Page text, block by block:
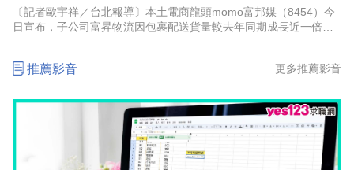
〔記者歐宇祥／台北報導〕本土電商龍頭momo富邦媒（8454）今
日宣布，子公司富昇物流因包裹配送貨量較去年同期成長近一倍，
推薦影音 更多推薦影音